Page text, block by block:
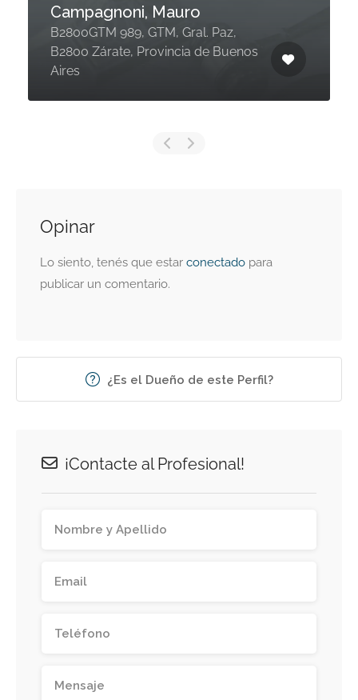
Campagnoni, Mauro
B2800GTM 989, GTM, Gral. Paz,
B2800 Zárate, Provincia de Buenos
Aires
Opinar
Lo siento, tenés que estar conectado para
publicar un comentario.
¿Es el Dueño de este Perfil?
¡Contacte al Profesional!